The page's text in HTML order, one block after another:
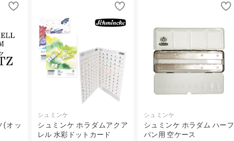
(オッ
シュミンケ
シュミンケ ホラダムアクア
レル 水彩ドットカード
シュミンケ
シュミンケ ホラダム ハーフ
パン用 空ケース